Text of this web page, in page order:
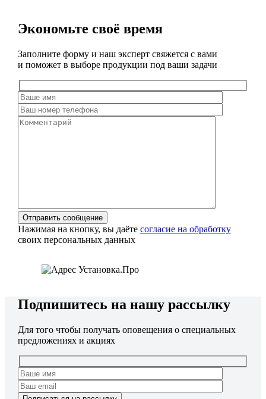
Экономьте своё время
Заполните форму и наш эксперт свяжется с вами
и поможет в выборе продукции под ваши задачи
Нажимая на кнопку, вы даёте согласие на обработку
своих персональных данных
Подпишитесь на нашу рассылку
Для того чтобы получать оповещения о специальных
предложениях и акциях